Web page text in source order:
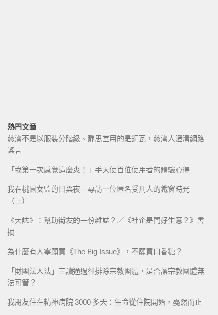
熱門文章
慈濟不是以服裝分階級、靜思堂用的是銅瓦，慈濟人澄清網路
謠言
「我第一次感覺這麼爽！」手天使首位使用者的體驗心得
我在桃園女監的日與夜－專訪一位匿名受刑人的鐵窗時光
（上）
《大誌》：幫助街友的一份雜誌？／《社企是門好生意？》書
摘
為什麼有人寧願買《The Big Issue》，不願買口香糖？
「財團法人法」三讀通過卻排除宗教團體，是否讓宗教團體無
法可管？
我朋友住在精神病院 3000 多天：生命從住院開始，戞然而止